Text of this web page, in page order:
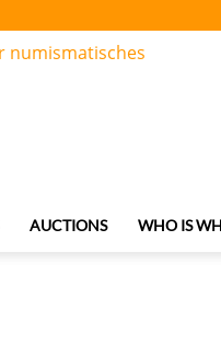
AUCTIONS WHO IS